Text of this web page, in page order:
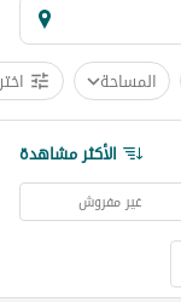
المساحة
الأكثر مشاهدة
غير مفروش